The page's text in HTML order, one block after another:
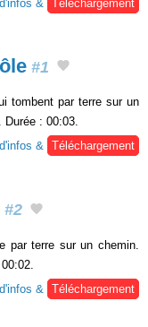
&
Téléchargement
#1
tombent par terre sur un
. Durée : 00:03.
&
Téléchargement
#2
par terre sur un chemin.
&
Téléchargement